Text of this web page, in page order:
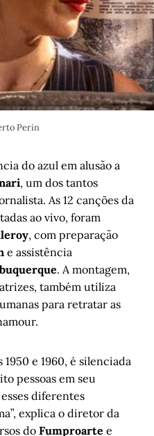
Perin
do azul em alusão a
, um dos tantos
As 12 canções da
ao vivo, foram
, com preparação
e assistência
. A montagem,
também utiliza
para retratar as
1950 e 1960, é silenciada
pessoas em seu
diferentes
explica o diretor da
do Fumproarte e